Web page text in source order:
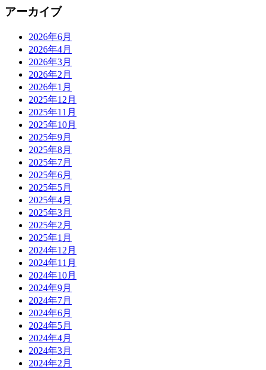
アーカイブ
2026年6月
2026年4月
2026年3月
2026年2月
2026年1月
2025年12月
2025年11月
2025年10月
2025年9月
2025年8月
2025年7月
2025年6月
2025年5月
2025年4月
2025年3月
2025年2月
2025年1月
2024年12月
2024年11月
2024年10月
2024年9月
2024年7月
2024年6月
2024年5月
2024年4月
2024年3月
2024年2月